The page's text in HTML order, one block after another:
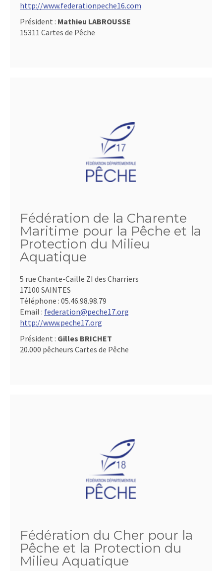
http://www.federationpeche16.com
Président : Mathieu LABROUSSE
15311 Cartes de Pêche
Fédération de la Charente
Maritime pour la Pêche et la
Protection du Milieu
Aquatique
5 rue Chante-Caille ZI des Charriers
17100 SAINTES
Téléphone : 05.46.98.98.79
Email : federation@peche17.org
http://www.peche17.org
Président : Gilles BRICHET
20.000 pêcheurs Cartes de Pêche
Fédération du Cher pour la
Pêche et la Protection du
Milieu Aquatique